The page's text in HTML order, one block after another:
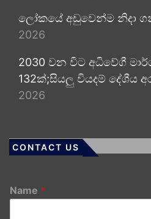
ලෝකයේ අඩුවෙන්ම නිදා
2026
2030 වන විට අධිවේගී
132ක්;සියලු වියදම් දේශීය
2026
CONTACT US
Name *